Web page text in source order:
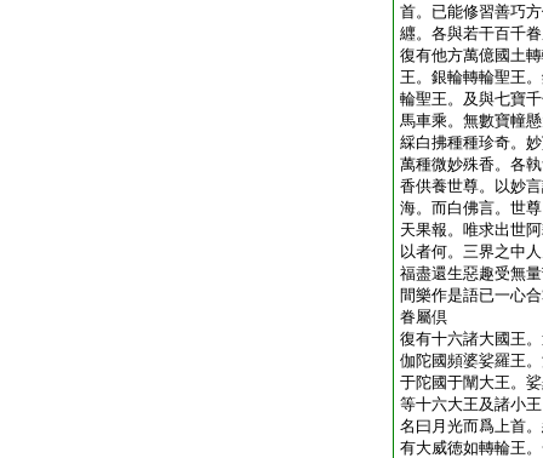
首。已能修習善巧
纒。各與若干百千
復有他方萬億國土
王。銀輪轉輪聖王
輪聖王。及與七寶
馬車乘。無數寶幢
綵白拂種種珍奇。
萬種微妙殊香。各
香供養世尊。以妙
海。而白佛言。世
天果報。唯求出世
以者何。三界之中
福盡還生惡趣受無
間樂作是語已一心
眷屬倶
復有十六諸大國王
伽陀國頻婆娑羅王
于陀國于闡大王。
等十六大王及諸小
名曰月光而爲上首
有大威徳如轉輪王